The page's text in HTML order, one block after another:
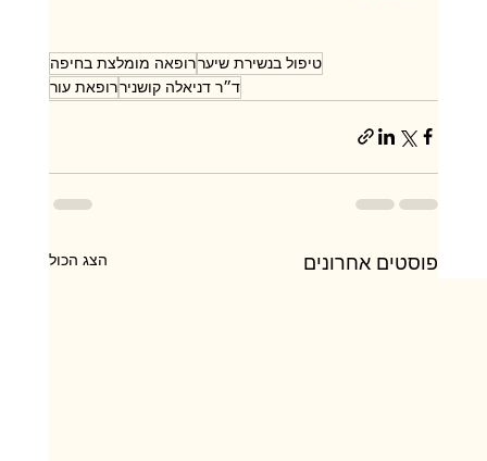
טיפול בנשירת שיעררופאה מומלצת בחיפה
ד״ר דניאלה קושניררופאת עור
פוסטים אחרונים הצג הכול